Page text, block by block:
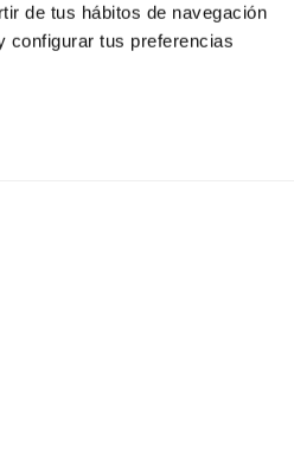
de tus hábitos de navegación
configurar tus preferencias